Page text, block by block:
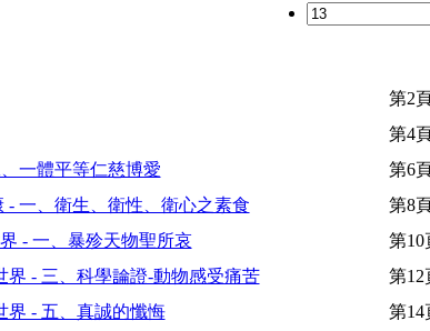
第2
第4
一體平等仁慈博愛 第6
- 一、衛生、衛性、衛心之素食 第8
- 一、暴殄天物聖所哀 第10
- 三、科學論證-動物感受痛苦 第12
界 - 五、真誠的懺悔 第14